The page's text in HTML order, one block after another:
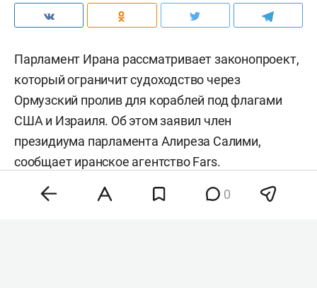
Парламент Ирана рассматривает законопроект,
который ограничит судоходство через
Ормузский пролив для кораблей под флагами
США и Израиля. Об этом заявил член
президиума парламента Алиреза Салими,
сообщает иранское агентствоFars.
0